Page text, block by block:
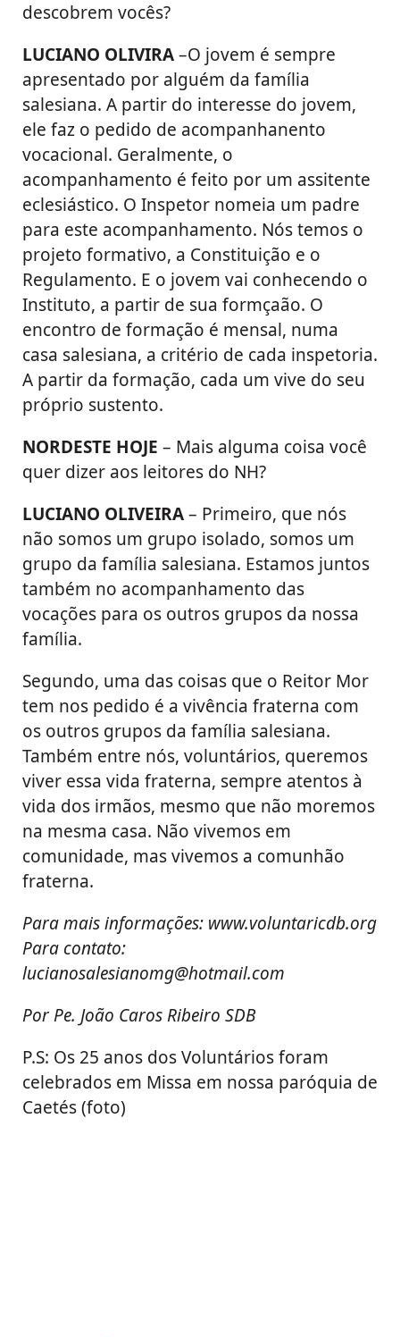
descobrem vocês?
LUCIANO OLIVIRA–O jovem é sempre
apresentado por alguém da família
salesiana. A partir do interesse do jovem,
ele faz o pedido de acompanhanento
vocacional. Geralmente, o
acompanhamento é feito por um assitente
eclesiástico. O Inspetor nomeia um padre
para este acompanhamento. Nós temos o
projeto formativo, a Constituição e o
Regulamento. E o jovem vai conhecendo o
Instituto, a partir de sua formçaão. O
encontro de formação é mensal, numa
casa salesiana, a critério de cada inspetoria.
A partir da formação, cada um vive do seu
próprio sustento.
NORDESTE HOJE – Mais alguma coisa você
quer dizer aos leitores do NH?
LUCIANO OLIVEIRA– Primeiro, que nós
não somos um grupo isolado, somos um
grupo da família salesiana. Estamos juntos
também no acompanhamento das
vocações para os outros grupos da nossa
família.
Segundo, uma das coisas que o Reitor Mor
tem nos pedido é a vivência fraterna com
os outros grupos da família salesiana.
Também entre nós, voluntários, queremos
viver essa vida fraterna, sempre atentos à
vida dos irmãos, mesmo que não moremos
na mesma casa. Não vivemos em
comunidade, mas vivemos a comunhão
fraterna.
Para mais informações: www.voluntaricdb.org
Para contato:
lucianosalesianomg@hotmail.com
Por Pe. João Caros Ribeiro SDB
P.S: Os 25 anos dos Voluntários foram
celebrados em Missa em nossa paróquia de
Caetés (foto)